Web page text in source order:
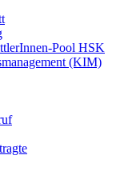
Pool HSK
(KIM)